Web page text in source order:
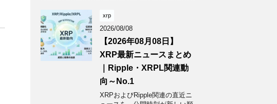
xrp
2026/08/08
【2026年08月08日】
XRP最新ニュースまとめ
｜Ripple・XRPL関連動
向～No.1
XRPおよびRipple関連の直近ニ